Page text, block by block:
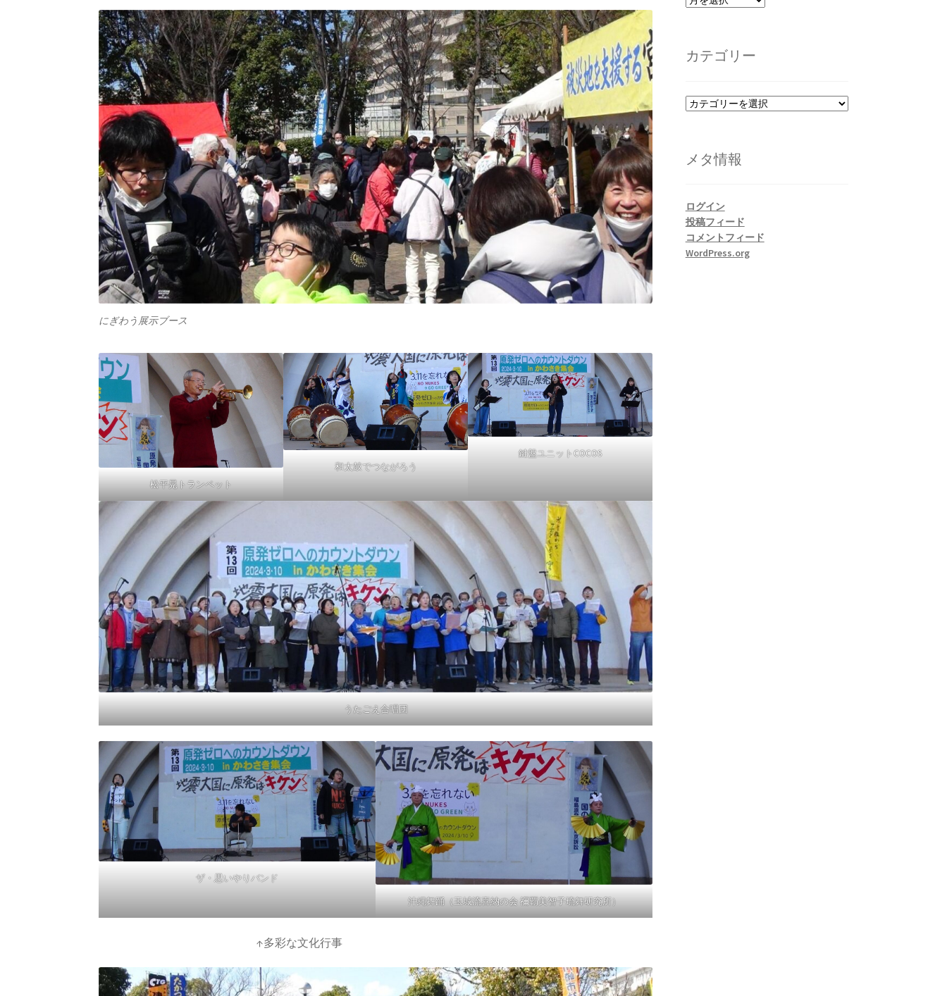
にぎわう展示ブース
松平晃トランペット
和太鼓でつながろう
鍵盤ユニットCOCOS
うたごえ合唱団
ザ・思いやりバンド
沖縄舞踊（玉城流喜納の会 禰覇美智子琉舞研究所）
↑多彩な文化行事
ブ
カテゴリー
カ
ー
メタ情報
ログイン
投稿フィード
コメントフィード
WordPress.org